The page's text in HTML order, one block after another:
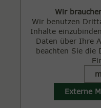
Wir
Wir benutzen
Inhalte
Daten über Ihre
beachten Sie die
Externe